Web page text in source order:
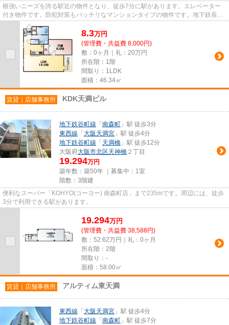
根強いニーズを誇る駅近の物件となり、徒歩7分に駅があります。エレベーター
付き物件です。防犯対策もバッチリなマンションタイプの物件です。地下鉄長堀
鶴見緑地玉造周辺の賃貸情報の...
8.3万円
(管理費・共益費 8,000円)
敷：0ヶ月｜礼：20万円
所在階：1階
間取り：1LDK
面積：46.34㎡
賃貸｜店舗事務所 KDK天満ビル
地下鉄谷町線 「 南森町 」駅 徒歩3分
東西線 「 大阪天満宮 」駅 徒歩4分
地下鉄谷町線 「 天満橋 」駅 徒歩12分
大阪府大阪市北区天神橋 ２丁目
19.294万円
築年数：築50年 ｜募集中： 1室
階数：3階建
便利なスーパー「KOHYO(コーヨー) 南森町店」まで235mです。周辺には、徒歩
3分で利用できる駅があります。
19.294万円
(管理費・共益費 38,588円)
敷：52.62万円｜礼：0ヶ月
所在階：2階
間取り：-
面積：58.00㎡
賃貸｜店舗事務所 アルティム東天満
東西線 「 大阪天満宮 」駅 徒歩4分
地下鉄谷町線 「 南森町 」駅 徒歩7分